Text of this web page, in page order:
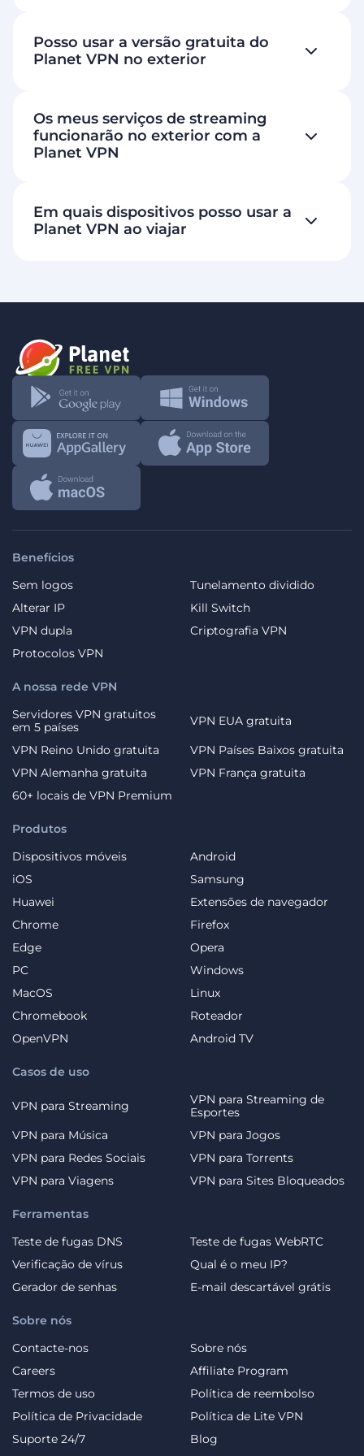
Posso usar a versão gratuita do
Planet VPN no exterior
Os meus serviços de streaming
funcionarão no exterior com a
Planet VPN
Em quais dispositivos posso usar a
Planet VPN ao viajar
Benefícios
Sem logos
Tunelamento dividido
Alterar IP
Kill Switch
VPN dupla
Criptografia VPN
Protocolos VPN
Produtos
Dispositivos móveis
Android
iOS
Samsung
Huawei
Extensões de navegador
Chrome
Firefox
Edge
Opera
PC
Windows
MacOS
Linux
Chromebook
Roteador
OpenVPN
Android TV
Casos de uso
VPN para Streaming
VPN para Streaming de
Esportes
VPN para Música
VPN para Jogos
VPN para Redes Sociais
VPN para Torrents
VPN para Viagens
VPN para Sites Bloqueados
Sobre nós
Contacte-nos
Sobre nós
Careers
Affiliate Program
Termos de uso
Política de reembolso
Política de Privacidade
Política de Lite VPN
Suporte 24/7
Blog
A nossa rede VPN
Servidores VPN gratuitos
em 5 países
VPN EUA gratuita
VPN Reino Unido gratuita
VPN Países Baixos gratuita
VPN Alemanha gratuita
VPN França gratuita
60+ locais de VPN Premium
Ferramentas
Teste de fugas DNS
Teste de fugas WebRTC
Verificação de vírus
Qual é o meu IP?
Gerador de senhas
E-mail descartável grátis